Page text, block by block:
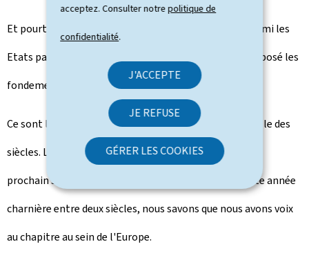
acceptez. Consulter notrepolitique de
confidentialité.
J'ACCEPTE
JE REFUSE
GÉRER LES COOKIES
Et pourtant, un siècle plus tard notre pays figurait parmi les
Etats participant aux Conférences de La Haye, qui ont posé les
fondements du droit international public moderne.
Ce sont là des réalités contrastées, observées à l'échelle des
siècles. L'on hésite dès lors à projeter le regard vers le
prochain siècle, l'avenir lointain. Il en reste qu'en cette année
charnière entre deux siècles, nous savons que nous avons voix
au chapitre au sein de l'Europe.